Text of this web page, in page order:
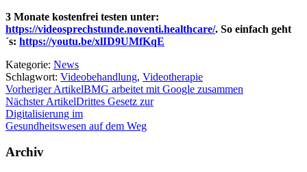
3 Monate kostenfrei testen unter:
https://videosprechstunde.noventi.healthcare/. So einfach geht
´s: https://youtu.be/xlID9UMfKqE
Kategorie: News
Schlagwort: Videobehandlung, Videotherapie
Vorheriger ArtikelBMG arbeitet mit Google zusammen
Nächster ArtikelDrittes Gesetz zur
Digitalisierung im
Gesundheitswesen auf dem Weg
Archiv